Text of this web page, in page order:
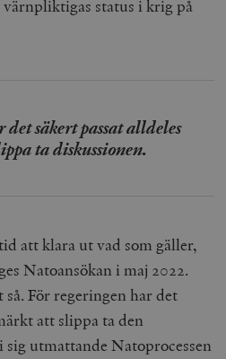
värnpliktigas status i krig på
säkert passat alldeles
ta diskussionen.
att klara ut vad som gäller,
Natoansökan i maj 2022.
För regeringen har det
att slippa ta den
utmattande Natoprocessen